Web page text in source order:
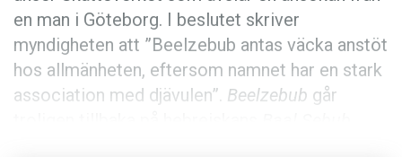
en man i Göteborg. I beslutet skriver
myndigheten att ”Beelze­bub antas väcka anstöt
hos allmänheten, eftersom namnet har en stark
association med djävulen”. Beelzebub går